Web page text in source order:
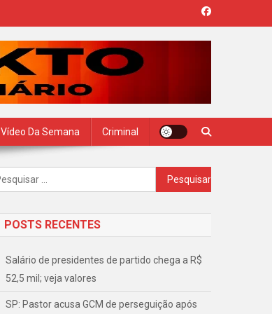
Vídeo Da Semana Criminal
Pesquisar
por:
POSTS RECENTES
Salário de presidentes de partido chega a R$
52,5 mil; veja valores
SP: Pastor acusa GCM de perseguição após